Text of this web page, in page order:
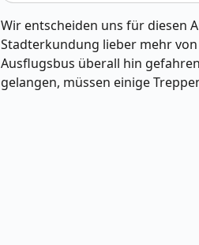
Wir entscheiden uns für diesen
Stadterkundung lieber mehr
Ausflugsbus überall hin
gelangen, müssen einige